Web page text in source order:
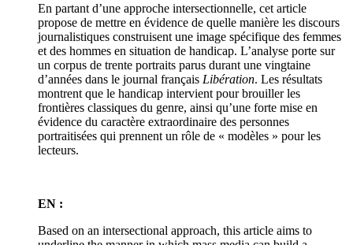
En partant d’une approche intersectionnelle, cet article
propose de mettre en évidence de quelle manière les discours
journalistiques construisent une image spécifique des femmes
et des hommes en situation de handicap. L’analyse porte sur
un corpus de trente portraits parus durant une vingtaine
d’années dans le journal français Libération. Les résultats
montrent que le handicap intervient pour brouiller les
frontières classiques du genre, ainsi qu’une forte mise en
évidence du caractère extraordinaire des personnes
portraitisées qui prennent un rôle de « modèles » pour les
lecteurs.
EN :
Based on an intersectional approach, this article aims to